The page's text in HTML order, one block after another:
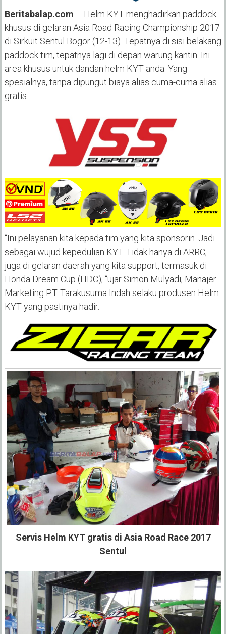
Beritabalap.com – Helm KYT menghadirkan paddock
khusus di gelaran Asia Road Racing Championship 2017
di Sirkuit Sentul Bogor (12-13). Tepatnya di sisi belakang
paddock tim, tepatnya lagi di depan warung kantin. Ini
area khusus untuk dandan helm KYT anda. Yang
spesialnya, tanpa dipungut biaya alias cuma-cuma alias
gratis.
“Ini pelayanan kita kepada tim yang kita sponsorin. Jadi
sebagai wujud kepedulian KYT. Tidak hanya di ARRC,
juga di gelaran daerah yang kita support, termasuk di
Honda Dream Cup (HDC), “ujar Simon Mulyadi, Manajer
Marketing PT. Tarakusuma Indah selaku produsen Helm
KYT yang pastinya hadir.
Servis Helm KYT gratis di Asia Road Race 2017
Sentul